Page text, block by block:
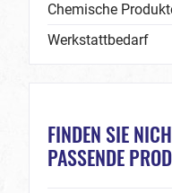
Chemische
Werkstattbedarf
FINDEN SIE
PASSENDE